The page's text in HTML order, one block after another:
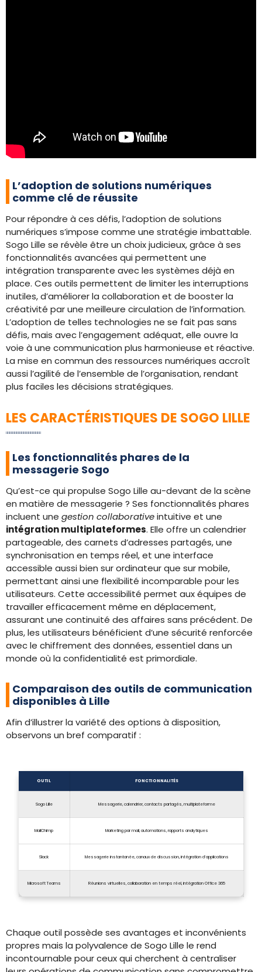
L’adoption de solutions numériques
comme clé de réussite
Pour répondre à ces défis, l’adoption de solutions
numériques s’impose comme une stratégie imbattable.
Sogo Lille se révèle être un choix judicieux, grâce à ses
fonctionnalités avancées qui permettent une
intégration transparente avec les systèmes déjà en
place. Ces outils permettent de limiter les interruptions
inutiles, d’améliorer la collaboration et de booster la
créativité par une meilleure circulation de l’information.
L’adoption de telles technologies ne se fait pas sans
défis, mais avec l’engagement adéquat, elle ouvre la
voie à une communication plus harmonieuse et réactive.
La mise en commun des ressources numériques accroît
aussi l’agilité de l’ensemble de l’organisation, rendant
plus faciles les décisions stratégiques.
LES CARACTÉRISTIQUES DE SOGO LILLE
Les fonctionnalités phares de la
messagerie Sogo
Qu’est-ce qui propulse Sogo Lille au-devant de la scène
en matière de messagerie ? Ses fonctionnalités phares
incluent une gestion collaborativeintuitive et une
intégration multiplateformes. Elle offre un calendrier
partageable, des carnets d’adresses partagés, une
synchronisation en temps réel, et une interface
accessible aussi bien sur ordinateur que sur mobile,
permettant ainsi une flexibilité incomparable pour les
utilisateurs. Cette accessibilité permet aux équipes de
travailler efficacement même en déplacement,
assurant une continuité des affaires sans précédent. De
plus, les utilisateurs bénéficient d’une sécurité renforcée
avec le chiffrement des données, essentiel dans un
monde où la confidentialité est primordiale.
Comparaison des outils de communication
disponibles à Lille
Afin d’illustrer la variété des options à disposition,
observons un bref comparatif :
OUTIL FONCTIONNALITÉS
Sogo Lille Messagerie, calendrier, contacts partagés, multiplateforme
MailChimp Marketing par mail, automations, rapports analytiques
Slack Messagerie instantanée, canaux de discussion, intégration d’applications
Microsoft Teams Réunions virtuelles, collaboration en temps réel, intégration Office 365
Chaque outil possède ses avantages et inconvénients
propres mais la polyvalence de Sogo Lille le rend
incontournable pour ceux qui cherchent à centraliser